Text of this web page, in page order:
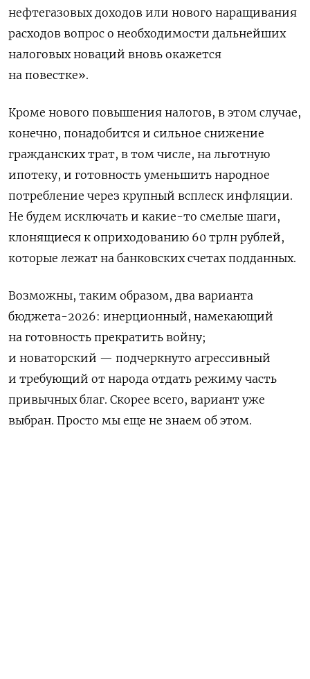
нефтегазовых доходов или нового наращивания
расходов вопрос о необходимости дальнейших
налоговых новаций вновь окажется
на повестке».
Кроме нового повышения налогов, в этом случае,
конечно, понадобится и сильное снижение
гражданских трат, в том числе, на льготную
ипотеку, и готовность уменьшить народное
потребление через крупный всплеск инфляции.
Не будем исключать и какие-то смелые шаги,
клонящиеся к оприходованию 60 трлн рублей,
которые лежат на банковских счетах подданных.
Возможны, таким образом, два варианта
бюджета-2026: инерционный, намекающий
на готовность прекратить войну;
и новаторский — подчеркнуто агрессивный
и требующий от народа отдать режиму часть
привычных благ. Скорее всего, вариант уже
выбран. Просто мы еще не знаем об этом.